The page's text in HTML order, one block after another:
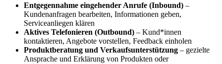
Entgegennahme eingehender Anrufe (Inbound) –
Kundenanfragen bearbeiten, Informationen geben,
Serviceanliegen klären
Aktives Telefonieren (Outbound) – Kund*innen
kontaktieren, Angebote vorstellen, Feedback einholen
Produktberatung und Verkaufsunterstützung – gezielte
Ansprache und Erklärung von Produkten oder